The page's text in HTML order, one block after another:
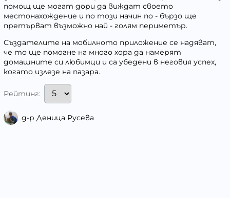
помощ ще могат дори да виждат своето
местонахождение и по този начин по - бързо ще
претърват възможно най - голям периметър.
Създателите на мобилното приложение се надяват,
че то ще помогне на много хора да намерят
домашните си любимци и са убедени в неговия успех,
когато излезе на пазара.
Рейтинг:
д-р Деница Русева